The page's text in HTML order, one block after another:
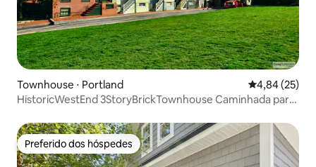
Townhouse ⋅ Portland 4,84 de uma
4,84 (25)
HistoricWestEnd 3StoryBrickTownhouse Caminhada para
Preferido dos hóspedes
Preferido dos hóspedes